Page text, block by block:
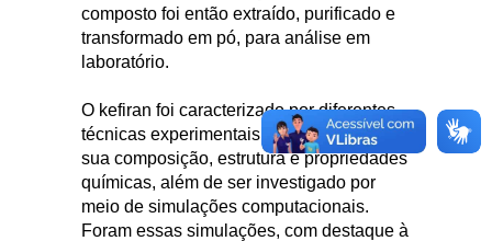
composto foi então extraído, purificado e
transformado em pó, para análise em
laboratório.
O kefiran foi caracterizado por diferentes
técnicas experimentais para compreender
sua composição, estrutura e propriedades
químicas, além de ser investigado por
meio de simulações computacionais.
Foram essas simulações, com destaque à